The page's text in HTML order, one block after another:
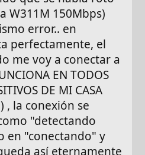
W311M 150Mbps)
error.. en
perfectamente, el
me voy a conectar a
EN TODOS
DE MI CASA
, la conexión se
"detectando
en "conectando" y
así eternamente